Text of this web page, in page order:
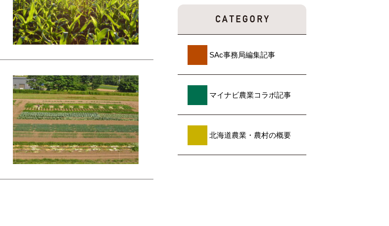
SAc事務局編集記事
マイナビ農業コラボ記事
北海道農業・農村の概要